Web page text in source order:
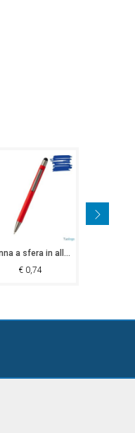
Penna a sfera in alluminio Kalak
€0,74